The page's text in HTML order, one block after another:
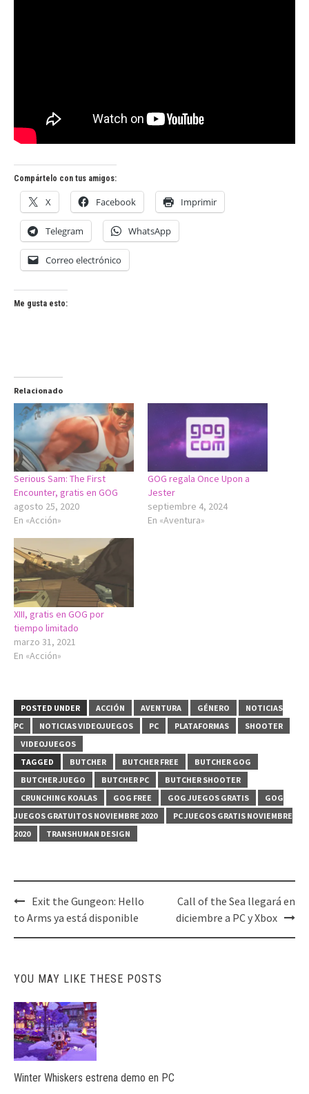
Compártelo con tus amigos:
X Facebook Imprimir
Telegram WhatsApp
Correo electrónico
Me gusta esto:
Relacionado
Serious Sam: The First
Encounter, gratis en GOG
agosto 25, 2020
En «Acción»
GOG regala Once Upon a
Jester
septiembre 4, 2024
En «Aventura»
XIII, gratis en GOG por
tiempo limitado
marzo 31, 2021
En «Acción»
POSTED UNDER ACCIÓN AVENTURA GÉNERO
NOTICIAS
PC
NOTICIAS VIDEOJUEGOS PC PLATAFORMAS
SHOOTER
VIDEOJUEGOS
TAGGED
BUTCHER BUTCHER FREE
BUTCHER GOG
BUTCHER JUEGO
BUTCHER PC
BUTCHER SHOOTER
CRUNCHING KOALAS
GOG FREE GOG JUEGOS GRATIS
GOG
JUEGOS GRATUITOS NOVIEMBRE 2020
PC JUEGOS GRATIS NOVIEMBRE
2020
TRANSHUMAN DESIGN
Post
navigation
Exit the Gungeon: Hello
to Arms ya está disponible
Call of the Sea llegará en
diciembre a PC y Xbox
YOU MAY LIKE THESE POSTS
Winter Whiskers estrena demo en PC